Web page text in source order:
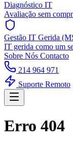
Diagnóstico IT
Avaliação sem
Gestão IT Gerida
IT gerida como um
Sobre Nós Contacto
214 964 971
Suporte Remoto
Erro 404